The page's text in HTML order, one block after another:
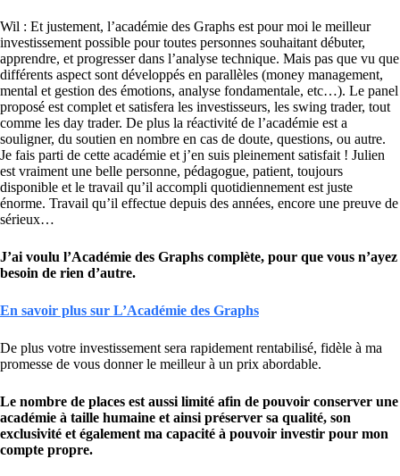
Wil : Et justement, l’académie des Graphs est pour moi le meilleur
investissement possible pour toutes personnes souhaitant débuter,
apprendre, et progresser dans l’analyse technique. Mais pas que vu que
différents aspect sont développés en parallèles (money management,
mental et gestion des émotions, analyse fondamentale, etc…). Le panel
proposé est complet et satisfera les investisseurs, les swing trader, tout
comme les day trader. De plus la réactivité de l’académie est a
souligner, du soutien en nombre en cas de doute, questions, ou autre.
Je fais parti de cette académie et j’en suis pleinement satisfait ! Julien
est vraiment une belle personne, pédagogue, patient, toujours
disponible et le travail qu’il accompli quotidiennement est juste
énorme. Travail qu’il effectue depuis des années, encore une preuve de
sérieux…
J’ai voulu l’Académie des Graphs complète, pour que vous n’ayez
besoin de rien d’autre.
En savoir plus sur L’Académie des Graphs
De plus votre investissement sera rapidement rentabilisé, fidèle à ma
promesse de vous donner le meilleur à un prix abordable.
Le nombre de places est aussi limité afin de pouvoir conserver une
académie à taille humaine et ainsi préserver sa qualité, son
exclusivité et également ma capacité à pouvoir investir pour mon
compte propre.